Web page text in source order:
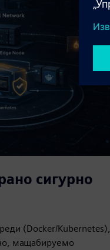
сигурно
(Docker/Kubernetes),
мащабируемо